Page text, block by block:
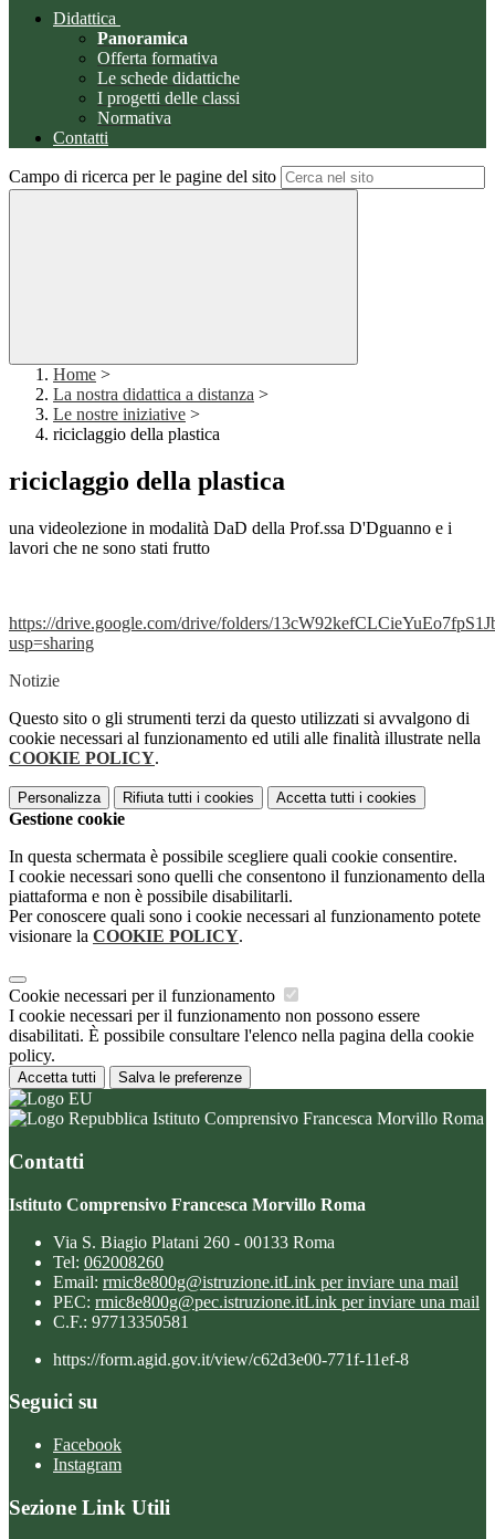
Didattica
Panoramica
Offerta formativa
Le schede didattiche
I progetti delle classi
Normativa
Contatti
Campo di ricerca per le pagine del sito
Home >
La nostra didattica a distanza >
Le nostre iniziative >
riciclaggio della plastica
riciclaggio della plastica
una videolezione in modalità DaD della Prof.ssa D'Dguanno e i
lavori che ne sono stati frutto
https://drive.google.com/drive/folders/
usp=sharing
Notizie
Questo sito o gli strumenti terzi da questo utilizzati si avvalgono di
cookie necessari al funzionamento ed utili alle finalità illustrate nella
COOKIE POLICY.
Personalizza Rifiuta tutti i cookies Accetta tutti i cookies
Gestione cookie
In questa schermata è possibile scegliere quali cookie consentire.
I cookie necessari sono quelli che consentono il funzionamento della
piattaforma e non è possibile disabilitarli.
Per conoscere quali sono i cookie necessari al funzionamento potete
visionare la COOKIE POLICY.
Cookie necessari per il funzionamento
I cookie necessari per il funzionamento non possono essere
disabilitati. È possibile consultare l'elenco nella pagina della cookie
policy.
Accetta tutti Salva le preferenze
Istituto Comprensivo Francesca Morvillo Roma
Contatti
Istituto Comprensivo Francesca Morvillo Roma
Via S. Biagio Platani 260 - 00133 Roma
Tel: 062008260
Email: rmic8e800g@istruzione.itLink per inviare una mail
PEC: rmic8e800g@pec.istruzione.itLink per inviare una mail
C.F.: 97713350581
https://form.agid.gov.it/view/c62d3e00-771f-11ef-8
Seguici su
Facebook
Instagram
Sezione Link Utili